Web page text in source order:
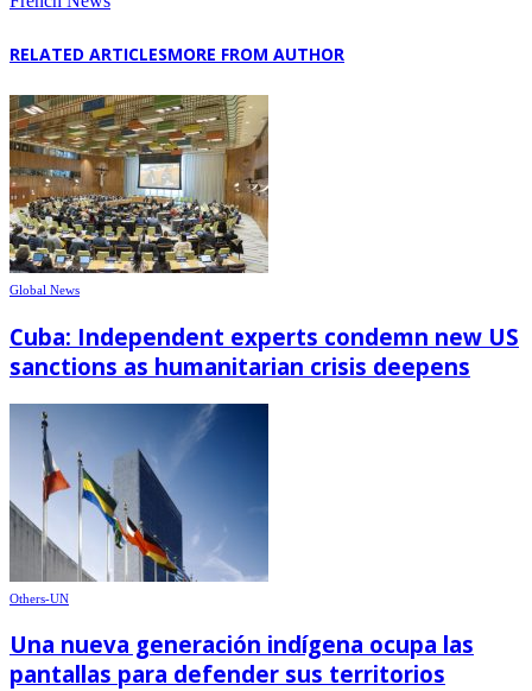
RELATED ARTICLESMORE FROM AUTHOR
Global News
Cuba: Independent experts condemn new US
sanctions as humanitarian crisis deepens
Others-UN
Una nueva generación indígena ocupa las
pantallas para defender sus territorios